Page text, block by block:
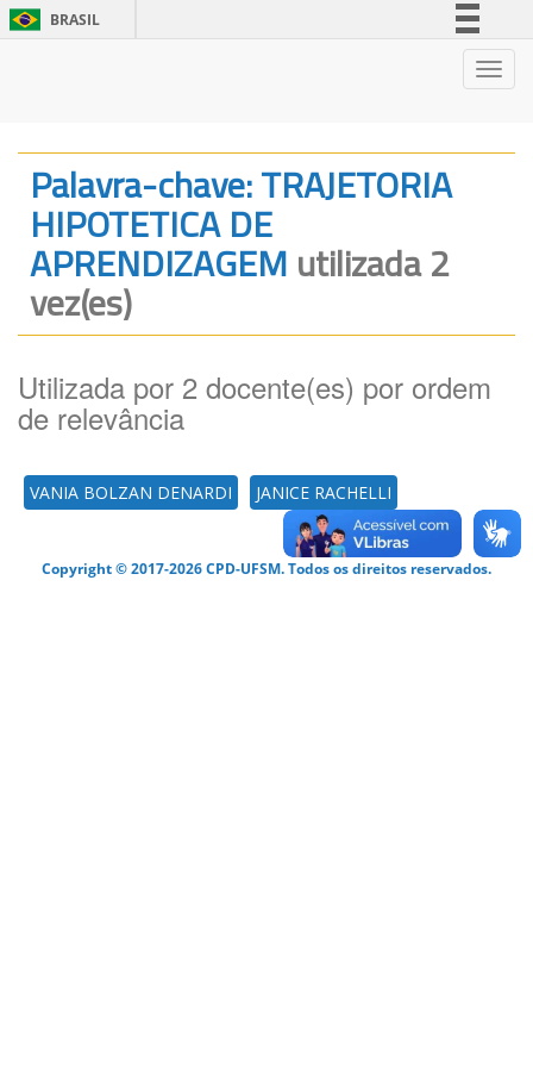
BRASIL
Legislação
Palavra-chave: TRAJETORIA
HIPOTETICA DE
APRENDIZAGEM utilizada 2
vez(es)
Utilizada por 2 docente(es) por ordem
de relevância
VANIA BOLZAN DENARDI JANICE RACHELLI
Copyright © 2017-2026 CPD-UFSM. Todos os direitos reservados.